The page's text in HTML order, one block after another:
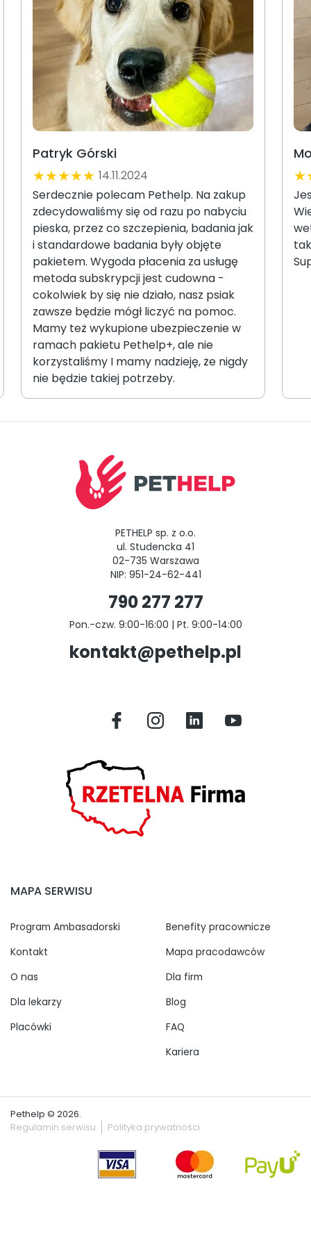
Patryk Górski
★★★★★ 14.11.2024
Serdecznie polecam Pethelp. Na zakup
zdecydowaliśmy się od razu po nabyciu
pieska, przez co szczepienia, badania jak
i standardowe badania były objęte
pakietem. Wygoda płacenia za usługę
metoda subskrypcji jest cudowna -
cokolwiek by się nie działo, nasz psiak
zawsze będzie mógł liczyć na pomoc.
Mamy też wykupione ubezpieczenie w
ramach pakietu Pethelp+, ale nie
korzystaliśmy I mamy nadzieję, że nigdy
nie będzie takiej potrzeby.
★
PETHELP sp. z o.o.
ul. Studencka 41
02-735 Warszawa
NIP: 951-24-62-441
790 277 277
Pon.-czw. 9:00-16:00 | Pt. 9:00-14:00
kontakt@pethelp.pl
MAPA SERWISU
Program Ambasadorski
Kontakt
O nas
Dla lekarzy
Placówki
Benefity pracownicze
Mapa pracodawców
Dla firm
Blog
FAQ
Kariera
Pethelp © 2026.
Regulamin serwisu
Polityka prywatności